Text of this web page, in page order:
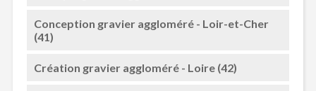
Conception gravier aggloméré - Loir-et-Cher
(41)
Création gravier aggloméré - Loire (42)